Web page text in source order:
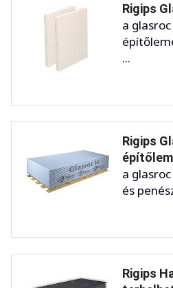
Rigips
a
...
Rigips
a
és
Rigips